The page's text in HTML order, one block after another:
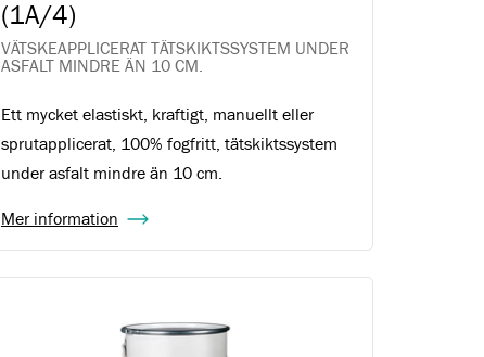
(1A/4)
VÄTSKEAPPLICERAT TÄTSKIKTSSYSTEM UNDER
ASFALT MINDRE ÄN 10 CM.
Ett mycket elastiskt, kraftigt, manuellt eller
sprutapplicerat, 100% fogfritt, tätskiktssystem
under asfalt mindre än 10 cm.
Mer information